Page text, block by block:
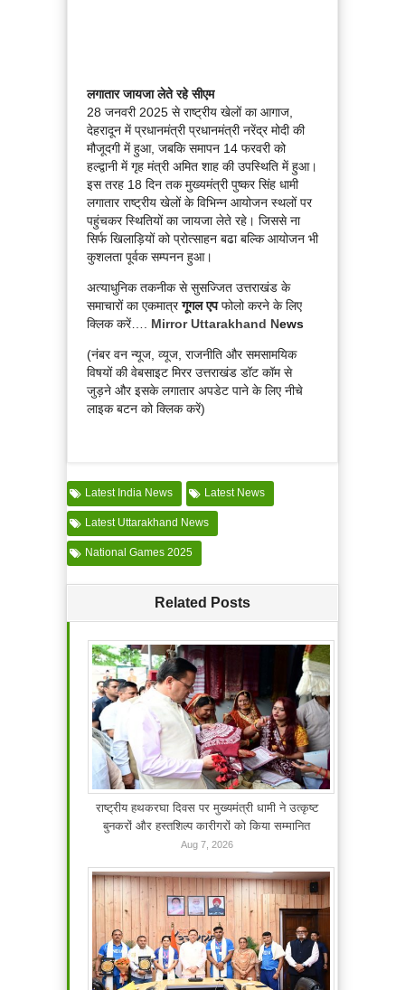
लगातार जायजा लेते रहे सीएम
28 जनवरी 2025 से राष्ट्रीय खेलों का आगाज,
देहरादून में प्रधानमंत्री प्रधानमंत्री नरेंद्र मोदी की
मौजूदगी में हुआ, जबकि समापन 14 फरवरी को
हल्द्वानी में गृह मंत्री अमित शाह की उपस्थिति में हुआ।
इस तरह 18 दिन तक मुख्यमंत्री पुष्कर सिंह धामी
लगातार राष्ट्रीय खेलों के विभिन्न आयोजन स्थलों पर
पहुंचकर स्थितियों का जायजा लेते रहे। जिससे ना
सिर्फ खिलाड़ियों को प्रोत्साहन बढा बल्कि आयोजन भी
कुशलता पूर्वक सम्पनन हुआ।
अत्याधुनिक तकनीक से सुसज्जित उत्तराखंड के
समाचारों का एकमात्रगूगल एपफोलो करने के लिए
क्लिक करें…. Mirror Uttarakhand News
(नंबर वन न्यूज, व्यूज, राजनीति और समसामयिक
विषयों की वेबसाइट मिरर उत्तराखंड डॉट कॉम से
जुड़ने और इसके लगातार अपडेट पाने के लिए नीचे
लाइक बटन को क्लिक करें)
Latest India News Latest News
Latest Uttarakhand News
National Games 2025
Related Posts
राष्ट्रीय हथकरघा दिवस पर मुख्यमंत्री धामी ने उत्कृष्ट
बुनकरों और हस्तशिल्प कारीगरों को किया सम्मानित
Aug 7, 2026